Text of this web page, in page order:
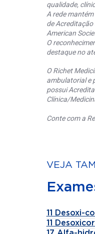
qualidade,
A rede
de
American
O
destaque no
O Richet
ambulatorial e
possui
Clínica/
Conte com a
VEJA
11 Desoxi-
11